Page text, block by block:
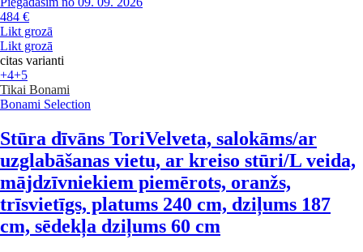
484 €
Likt grozā
Likt grozā
citas varianti
+4+5
Tikai Bonami
Bonami Selection
Stūra dīvāns ToriVelveta, salokāms/ar
uzglabāšanas vietu, ar kreiso stūri/L veida,
mājdzīvniekiem piemērots, oranžs,
trīsvietīgs, platums 240 cm, dziļums 187
cm, sēdekļa dziļums 60 cm